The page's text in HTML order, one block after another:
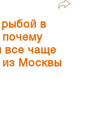
в
почему
все чаще
из Москвы